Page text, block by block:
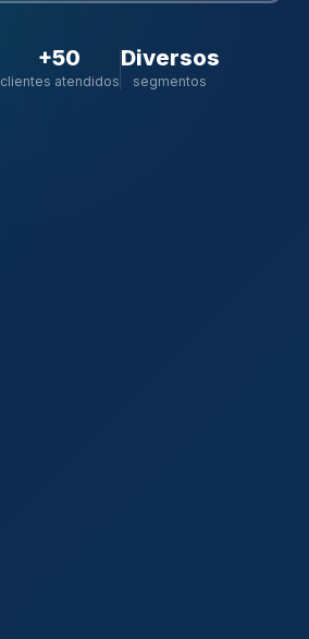
+50
clientes atendidos
Diversos
segmentos